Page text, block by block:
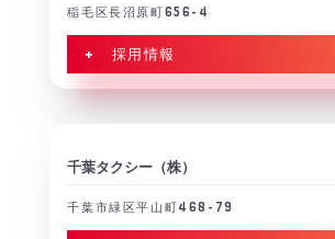
稲毛区長沼原町656-4
+ 採用情報
千葉タクシー（株）
千葉市緑区平山町468-79